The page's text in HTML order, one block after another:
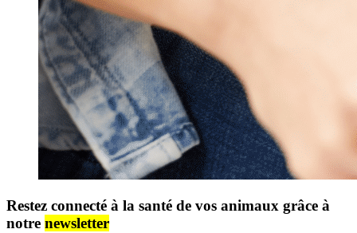
Restez connecté à la santé de vos animaux grâce à
notre newsletter